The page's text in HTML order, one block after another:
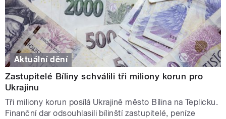
Aktuální dění
Zastupitelé Bíliny schválili tři miliony korun pro
Ukrajinu
Tři miliony korun posílá Ukrajině město Bílina na Teplicku.
Finanční dar odsouhlasili bílinští zastupitelé, peníze